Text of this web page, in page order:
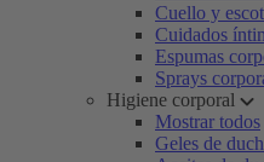
Cuello y
Cuidados
Espumas
Sprays
Higiene corporal
Mostrar todos
Geles de